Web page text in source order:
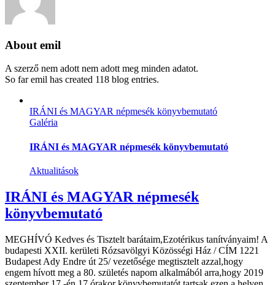
About emil
A szerző nem adott nem adott meg minden adatot.
So far emil has created 118 blog entries.
IRÁNI és MAGYAR népmesék könyvbemutató
Galéria
IRÁNI és MAGYAR népmesék könyvbemutató
Aktualitások
IRÁNI és MAGYAR népmesék
könyvbemutató
MEGHÍVÓ Kedves és Tisztelt barátaim,Ezotérikus tanítványaim! A
budapesti XXII. kerületi Rózsavölgyi Közösségi Ház / CÍM 1221
Budapest Ady Endre út 25/ vezetősége megtisztelt azzal,hogy
engem hívott meg a 80. születés napom alkalmából arra,hogy 2019